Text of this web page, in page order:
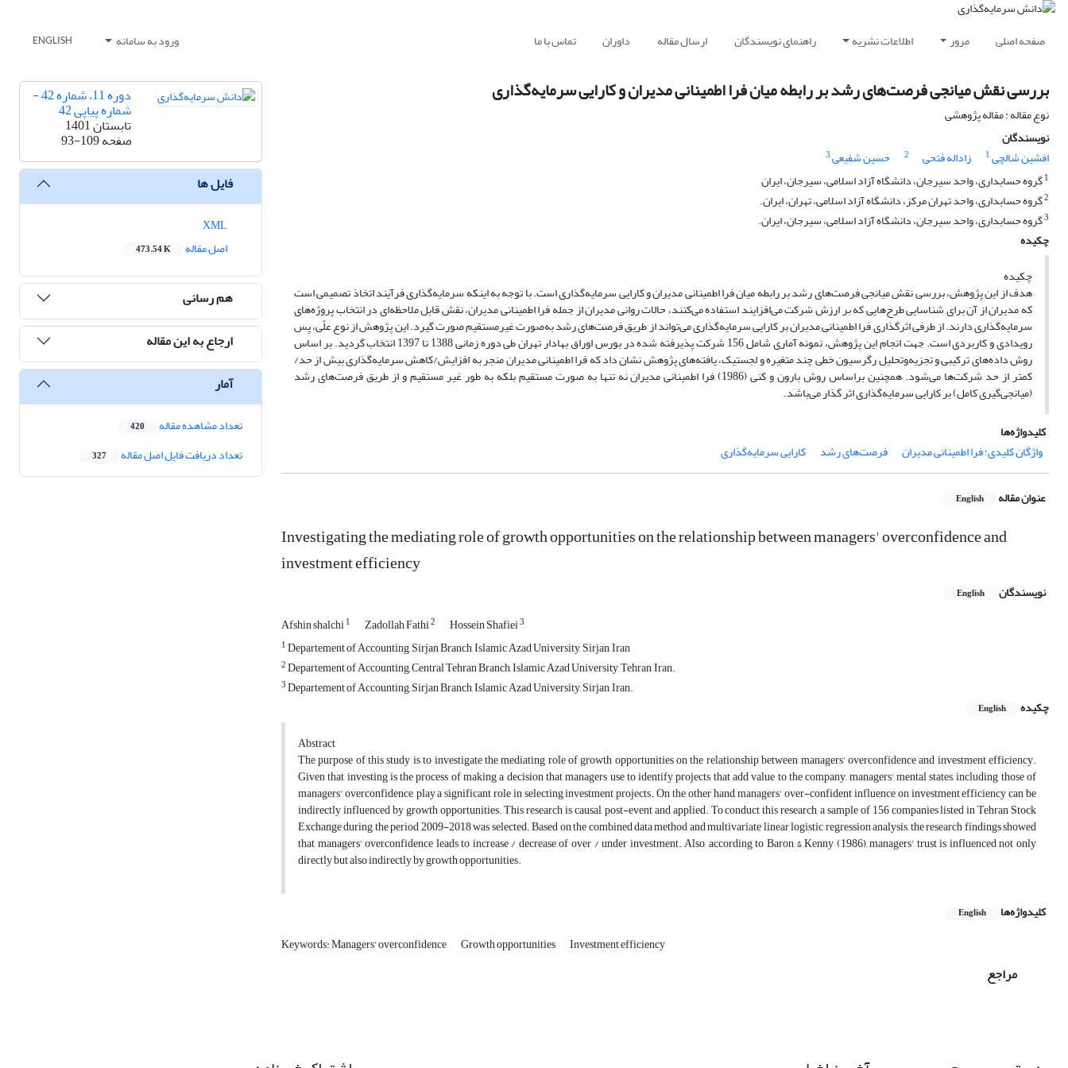
صفحه اصلی مرور اطلاعات نشریه راهنمای نویسندگان ارسال مقاله داوران تماس با ما ورود به سامانه ENGLISH
بررسی نقش میانجی فرصت‌های رشد بر رابطه میان فرا اطمینانی مدیران و کارایی سرمایه‌گذاری
نوع مقاله : مقاله پژوهشی
نویسندگان
افشین شالچی1 زاداله فتحی 2 حسین شفیعی3
1گروه حسابداری، واحد سیرجان، دانشگاه آزاد اسلامی، سیرجان، ایران
2گروه حسابداری، واحد تهران مرکز، دانشگاه آزاد اسلامی، تهران، ایران.
3گروه حسابداری، واحد سیرجان، دانشگاه آزاد اسلامی، سیرجان، ایران.
چکیده
چکیده
هدف از این پژوهش، بررسی نقش میانجی فرصت‌های رشد بر رابطه میان فرا اطمینانی مدیران و کارایی سرمایه‌گذاری است. با توجه به اینکه سرمایه‌گذاری فرآیند اتخاذ تصمیمی است
که مدیران از آن برای شناسایی طرح‌هایی که بر ارزش شرکت می‌افزایند استفاده می‌کنند، حالات روانی مدیران از جمله فرا اطمینانی مدیران، نقش قابل ملاحظه‌ای در انتخاب پروژه‌های
سرمایه‌گذاری دارند. از طرفی اثرگذاری فرا اطمینانی مدیران بر کارایی سرمایه‌گذاری می‌تواند از طریق فرصت‌های رشد به‌صورت غیرمستقیم صورت گیرد. این پژوهش از نوع علّی، پس
رویدادی و کاربردی است. جهت انجام این پژوهش، نمونه آماری شامل 156 شرکت پذیرفته شده در بورس اوراق بهادار تهران طی دوره زمانی 1388 تا 1397 انتخاب گردید. بر اساس
روش داده‌های ترکیبی و تجزیه‌وتحلیل رگرسیون خطی چند متغیره و لجستیک، یافته‌های پژوهش نشان داد که فرا اطمینانی مدیران منجر به افزایش/کاهش سرمایه‌گذاری بیش از حد/
کمتر از حد شرکت‌ها می‌شود. همچنین براساس روش بارون و کنی (1986) فرا اطمینانی مدیران نه تنها به صورت مستقیم بلکه به طور غیر مستقیم و از طریق فرصت‌های رشد
(میانجی‌گیری کامل) بر کارایی سرمایه‌گذاری اثر گذار می‌باشد.
کلیدواژه‌ها
واژگان کلیدی: فرا اطمینانی مدیران
فرصت‌های رشد کارایی سرمایه‌گذاری
عنوان مقاله English
Investigating the mediating role of growth opportunities on the relationship between managers' overconfidence and
investment efficiency
نویسندگان English
Afshin shalchi1 Zadollah Fathi2 Hossein Shafiei3
1Departement of Accounting, Sirjan Branch, Islamic Azad University, Sirjan, Iran
2Departement of Accounting, Central Tehran Branch, Islamic Azad University, Tehran, Iran.
3Departement of Accounting, Sirjan Branch, Islamic Azad University, Sirjan, Iran.
چکیده
English
Abstract
The purpose of this study is to investigate the mediating role of growth opportunities on the relationship between managers' overconfidence and investment efficiency.
Given that investing is the process of making a decision that managers use to identify projects that add value to the company, managers' mental states, including those of
managers' overconfidence, play a significant role in selecting investment projects. On the other hand, managers' over-confident influence on investment efficiency can be
indirectly influenced by growth opportunities. This research is causal, post-event and applied. To conduct this research, a sample of 156 companies listed in Tehran Stock
Exchange during the period 2009-2018 was selected. Based on the combined data method and multivariate linear logistic regression analysis, the research findings showed
that managers' overconfidence leads to increase / decrease of over / under investment. Also, according to Baron & Kenny (1986), managers' trust is influenced not only
directly but also indirectly by growth opportunities.
کلیدواژه‌ها English
Keywords: Managers' overconfidence Growth opportunities Investment efficiency
مراجع
دوره 11، شماره 42 -
شماره پیاپی 42
تابستان 1401
صفحه93-109
فایل ها
اصل مقاله
473.54 K
هم رسانی
ارجاع به این مقاله
آمار
تعداد مشاهده مقاله 420
تعداد دریافت فایل اصل مقاله 327